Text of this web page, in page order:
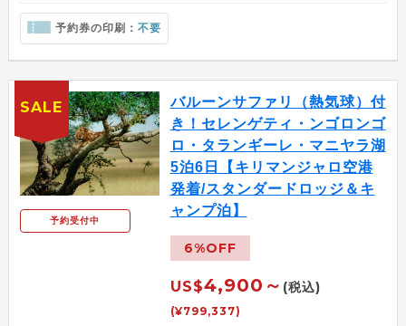
予約券の印刷： 不要
予約受付中
バルーンサファリ（熱気球）付
き！セレンゲティ・ンゴロンゴ
ロ・タランギーレ・マニヤラ湖
5泊6日【キリマンジャロ空港
発着/スタンダードロッジ＆キ
ャンプ泊】
6%OFF
US$4,900～ (税込)
(¥799,337)
SALE